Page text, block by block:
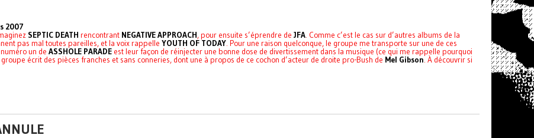
2007
SEPTIC DEATH rencontrant NEGATIVE APPROACH, pour ensuite s’éprendre de JFA. Comme c’est le cas sur d’autres albums de la
pas mal toutes pareilles, et la voix rappelle YOUTH OF TODAY. Pour une raison quelconque, le groupe me transporte sur une de ces
un de ASSHOLE PARADE est leur façon de réinjecter une bonne dose de divertissement dans la musique (ce qui me rappelle pourquoi
écrit des pièces franches et sans conneries, dont une à propos de ce cochon d’acteur de droite pro-Bush de Mel Gibson. À découvrir si